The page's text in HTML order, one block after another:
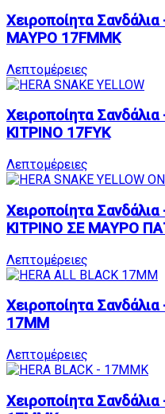
Χειροποίητα
ΜΑΥΡΟ 17FMMK
Λεπτομέρειες
Χειροποίητα
ΚΙΤΡΙΝΟ 17FYK
Λεπτομέρειες
Χειροποίητα
ΚΙΤΡΙΝΟ ΣΕ ΜΑΥΡΟ
Λεπτομέρειες
Χειροποίητα
17MM
Λεπτομέρειες
Χειροποίητα